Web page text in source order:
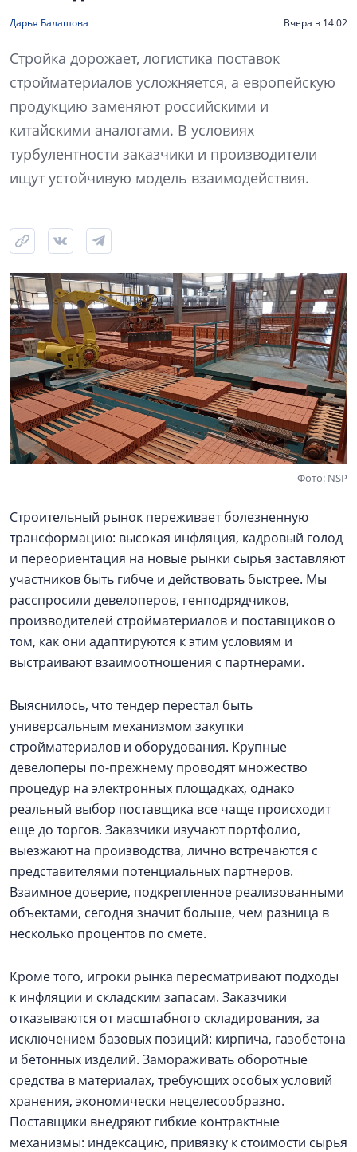
Дарья Балашова Вчера в 14:02
Стройка дорожает, логистика поставок
стройматериалов усложняется, а европейскую
продукцию заменяют российскими и
китайскими аналогами. В условиях
турбулентности заказчики и производители
ищут устойчивую модель взаимодействия.
Фото: NSP
Строительный рынок переживает болезненную
трансформацию: высокая инфляция, кадровый голод
и переориентация на новые рынки сырья заставляют
участников быть гибче и действовать быстрее. Мы
расспросили девелоперов, генподрядчиков,
производителей стройматериалов и поставщиков о
том, как они адаптируются к этим условиям и
выстраивают взаимоотношения с партнерами.
Выяснилось, что тендер перестал быть
универсальным механизмом закупки
стройматериалов и оборудования. Крупные
девелоперы по-прежнему проводят множество
процедур на электронных площадках, однако
реальный выбор поставщика все чаще происходит
еще до торгов. Заказчики изучают портфолио,
выезжают на производства, лично встречаются с
представителями потенциальных партнеров.
Взаимное доверие, подкрепленное реализованными
объектами, сегодня значит больше, чем разница в
несколько процентов по смете.
Кроме того, игроки рынка пересматривают подходы
к инфляции и складским запасам. Заказчики
отказываются от масштабного складирования, за
исключением базовых позиций: кирпича, газобетона
и бетонных изделий. Замораживать оборотные
средства в материалах, требующих особых условий
хранения, экономически нецелесообразно.
Поставщики внедряют гибкие контрактные
механизмы: индексацию, привязку к стоимости сырья